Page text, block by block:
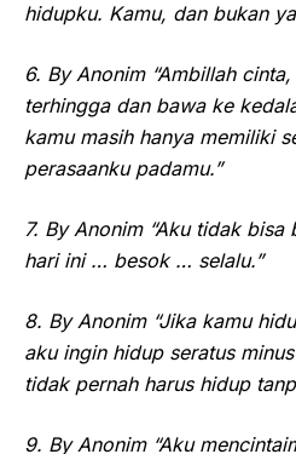
hidupku. Kamu, dan bukan
6. By Anonim “Ambillah
terhingga dan bawa ke
kamu masih hanya memiliki
perasaanku padamu.”
7. By Anonim “Aku tidak
hari ini … besok … selalu.”
8. By Anonim “Jika kamu
aku ingin hidup seratus
tidak pernah harus hidup
9. By Anonim “Aku